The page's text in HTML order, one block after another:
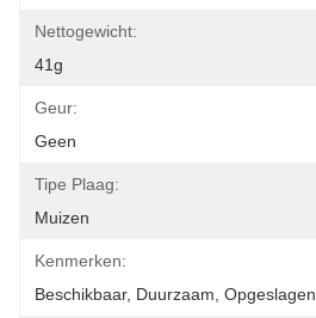
Nettogewicht:
41g
Geur:
Geen
Tipe Plaag:
Muizen
Kenmerken:
Beschikbaar, Duurzaam, Opgeslagen